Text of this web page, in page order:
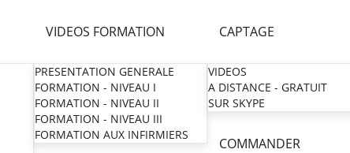
VIDEOS FORMATION
PRESENTATION GENERALE
FORMATION - NIVEAU I
FORMATION - NIVEAU II
FORMATION - NIVEAU III
FORMATION AUX INFIRMIERS
CAPTAGE
VIDEOS
A DISTANCE - GRATUIT
SUR SKYPE
COMMANDER